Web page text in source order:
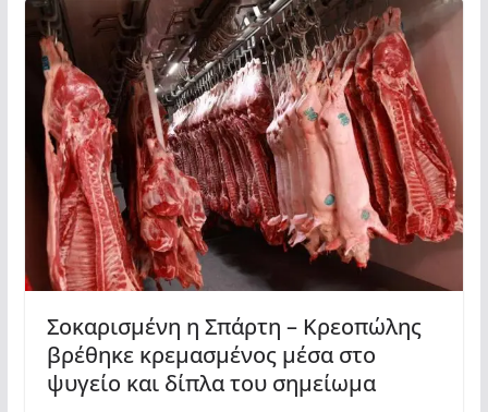
Σοκαρισμένη η Σπάρτη – Κρεοπώλης
βρέθηκε κρεμασμένος μέσα στο
ψυγείο και δίπλα του σημείωμα